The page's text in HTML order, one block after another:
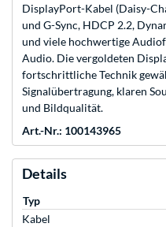
DisplayPort-Kabel (Daisy-
und G-Sync, HDCP 2.2,
und viele hochwertige
Audio. Die vergoldeten
fortschrittliche Technik
Signalübertragung, klaren
und Bildqualität.
Art.-Nr.: 100143965
Details
Typ
Kabel